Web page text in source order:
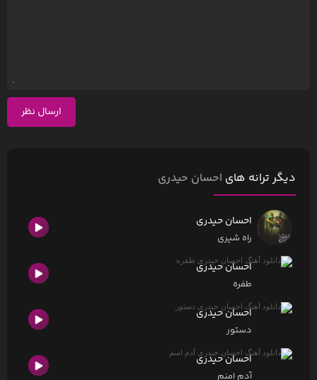
ارسال نظر
دیگر ترانه های احسان حیدری
احسان حیدری
راه شیری
احسان حیدری
طفره
احسان حیدری
دستور
احسان حیدری
آدم امنم